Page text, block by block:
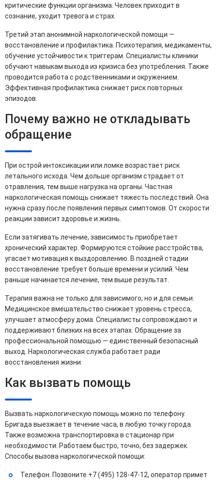
критические функции организма. Человек приходит в
сознание, уходит тревога и страх.
Третий этап анонимной наркологической помощи —
восстановление и профилактика. Психотерапия, медикаменты,
обучение устойчивости к триггерам. Специалисты клиники
обучают навыкам выхода из кризиса без употребления. Также
проводится работа с родственниками и окружением.
Эффективная профилактика снижает риск повторных
эпизодов.
Почему важно не откладывать
обращение
При острой интоксикации или ломке возрастает риск
летального исхода. Чем дольше организм страдает от
отравления, тем выше нагрузка на органы. Частная
наркологическая помощь снижает тяжесть последствий. Она
нужна сразу после появления первых симптомов. От скорости
реакции зависит здоровье и жизнь.
Если затягивать лечение, зависимость приобретает
хронический характер. Формируются стойкие расстройства,
угасает мотивация к выздоровлению. В поздней стадии
восстановление требует больше времени и усилий. Чем
раньше начинается лечение, тем выше результат.
Терапия важна не только для зависимого, но и для семьи.
Медицинское вмешательство снижает уровень стресса,
улучшает атмосферу дома. Специалисты сопровождают и
поддерживают близких на всех этапах. Обращение за
профессиональной помощью — единственный безопасный
выход. Наркологическая служба работает ради
восстановления жизни.
Как вызвать помощь
Вызвать наркологическую помощь можно по телефону.
Бригада выезжает в течение часа, в любую точку города.
Также возможна транспортировка в стационар при
необходимости. Работаем быстро, точно, без задержек.
Способы вызова наркологической помощи:
Телефон. Позвоните +7 (495) 128-47-12, оператор примет